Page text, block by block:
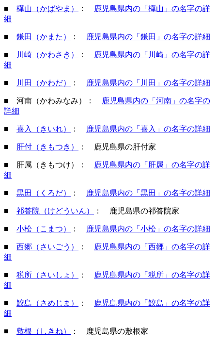
■ 樺山（かばやま） ：
鹿児島県内の「樺山」の名字の詳
細
■ 鎌田（かまた） ： 鹿児島県内の「鎌田」の名字の詳細
■ 川崎（かわさき） ：
鹿児島県内の「川崎」の名字の詳
細
■ 川田（かわだ） ： 鹿児島県内の「川田」の名字の詳細
■ 河南（かわみなみ）：
鹿児島県内の「河南」の名字の
詳細
■ 喜入（きいれ） ： 鹿児島県内の「喜入」の名字の詳細
■ 肝付（きもつき） ： 鹿児島県の肝付家
■ 肝属（きもつけ）：
鹿児島県内の「肝属」の名字の詳
細
■ 黒田（くろだ） ： 鹿児島県内の「黒田」の名字の詳細
■ 祁答院（けどういん） ： 鹿児島県の祁答院家
■ 小松（こまつ） ： 鹿児島県内の「小松」の名字の詳細
■ 西郷（さいごう） ：
鹿児島県内の「西郷」の名字の詳
細
■ 税所（さいしょ） ：
鹿児島県内の「税所」の名字の詳
細
■ 鮫島（さめじま） ：
鹿児島県内の「鮫島」の名字の詳
細
■ 敷根（しきね） ： 鹿児島県の敷根家